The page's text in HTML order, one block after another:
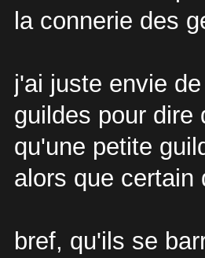
la connerie des
j'ai juste envie
guildes pour dire
qu'une petite
alors que certain
bref, qu'ils se